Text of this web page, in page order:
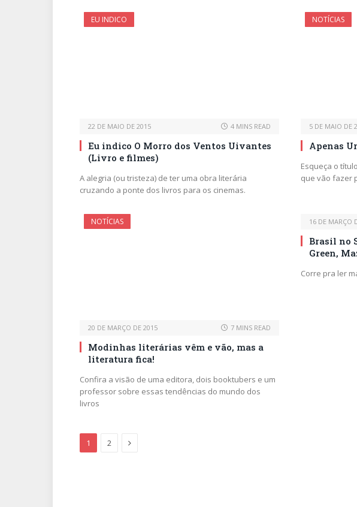
EU INDICO
22 DE MAIO DE 2015 4 MINS READ
Eu indico O Morro dos Ventos Uivantes
(Livro e filmes)
A alegria (ou tristeza) de ter uma obra literária
cruzando a ponte dos livros para os cinemas.
NOTÍCIAS
5 DE MAIO DE
Apenas
Esqueça o
que vão fazer
NOTÍCIAS
20 DE MARÇO DE 2015 7 MINS READ
Modinhas literárias vêm e vão, mas a
literatura fica!
Confira a visão de uma editora, dois booktubers e um
professor sobre essas tendências do mundo dos
livros
16 DE MARÇO
Brasil no
Green,
Corre pra ler
1 2 Next